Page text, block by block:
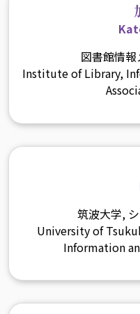
図書館情
Institute of Library,
筑波大学,
University of
Information